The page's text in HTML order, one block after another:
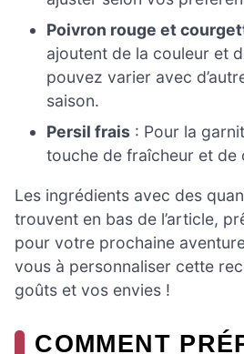
Poivron rouge et
ajoutent de la couleur et
pouvez varier avec
saison.
Persil frais : Pour la
touche de fraîcheur et de
Les ingrédients avec des
trouvent en bas de l’article,
pour votre prochaine
vous à personnaliser cette
goûts et vos envies !
COMMENT